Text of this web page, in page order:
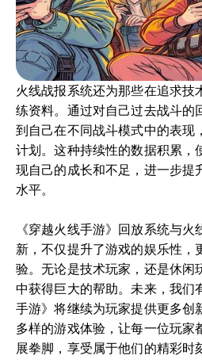
火线战报系统还为那些在追求技
练资料。通过对自己过去战斗的
到自己在不同战斗模式中的表现
计划。这种持续性的数据积累，
现自己的成长和不足，进一步提
水平。
《穿越火线手游》回放系统与
新，不仅提升了游戏的娱乐性，
验。无论是技术玩家，还是休闲
中获得巨大的帮助。未来，我们
手游》将继续为玩家提供更多创
多样的游戏体验，让每一位玩家
展拳脚，享受属于他们的精彩时